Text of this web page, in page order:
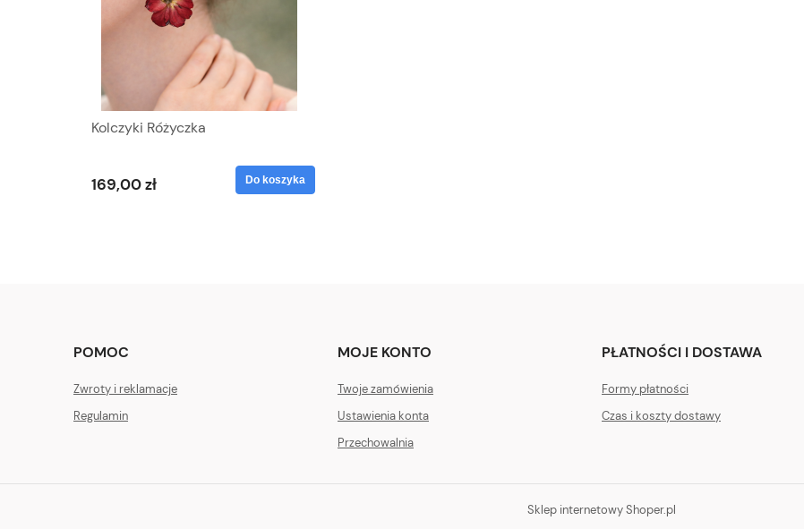
Kolczyki Różyczka
169,00 zł Do koszyka
POMOC
Zwroty i reklamacje
Regulamin
MOJE KONTO
Twoje zamówienia
Ustawienia konta
Przechowalnia
PŁATNOŚCI I DOSTAWA
Formy płatności
Czas i koszty dostawy
Sklep internetowy Shoper.pl